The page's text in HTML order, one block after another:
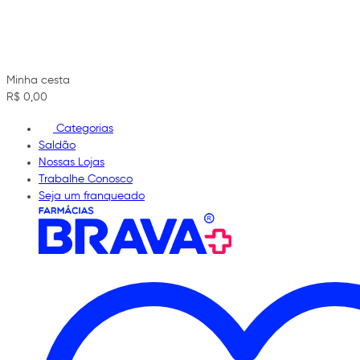
Minha cesta
R$ 0,00
Categorias
Saldão
Nossas Lojas
Trabalhe Conosco
Seja um franqueado